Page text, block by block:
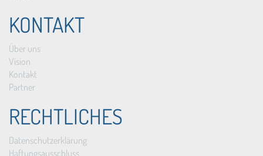
KONTAKT
Über uns
Vision
Kontakt
Partner
RECHTLICHES
Datenschutzerklärung
Haftungsausschluss